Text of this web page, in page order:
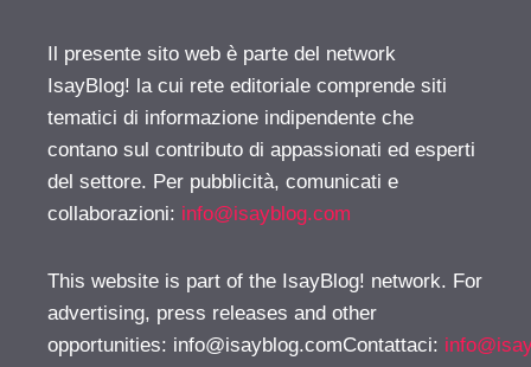
Il presente sito web è parte del network
IsayBlog! la cui rete editoriale comprende siti
tematici di informazione indipendente che
contano sul contributo di appassionati ed esperti
del settore. Per pubblicità, comunicati e
collaborazioni: info@isayblog.com
This website is part of the IsayBlog! network. For
advertising, press releases and other
opportunities: info@isayblog.comContattaci: